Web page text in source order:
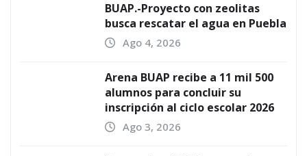
BUAP.-Proyecto con zeolitas
busca rescatar el agua en Puebla
Ago 4, 2026
Arena BUAP recibe a 11 mil 500
alumnos para concluir su
inscripción al ciclo escolar 2026
Ago 3, 2026